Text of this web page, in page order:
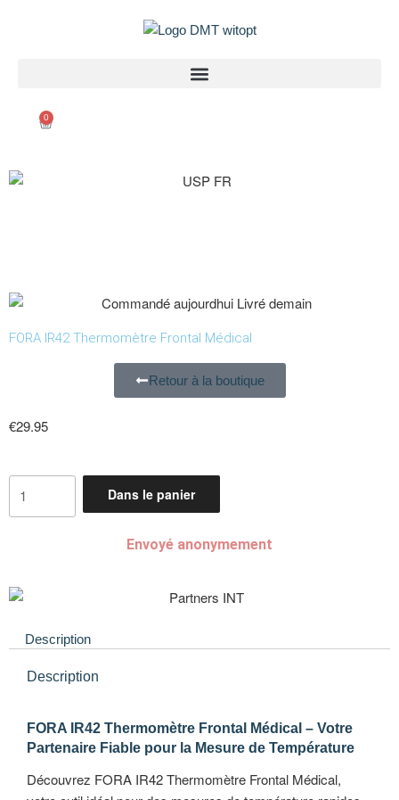
0
FORA IR42 Thermomètre Frontal Médical
Retour à la boutique
€29.95
Dans le panier
Envoyé anonymement
Description
Description
FORA IR42 Thermomètre Frontal Médical – Votre
Partenaire Fiable pour la Mesure de Température
Découvrez FORA IR42 Thermomètre Frontal Médical,